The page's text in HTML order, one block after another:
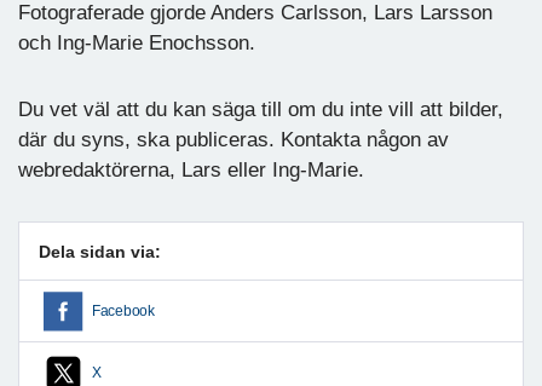
Fotograferade gjorde Anders Carlsson, Lars Larsson
och Ing-Marie Enochsson.
Du vet väl att du kan säga till om du inte vill att bilder,
där du syns, ska publiceras. Kontakta någon av
webredaktörerna, Lars eller Ing-Marie.
Dela sidan via:
Facebook
X